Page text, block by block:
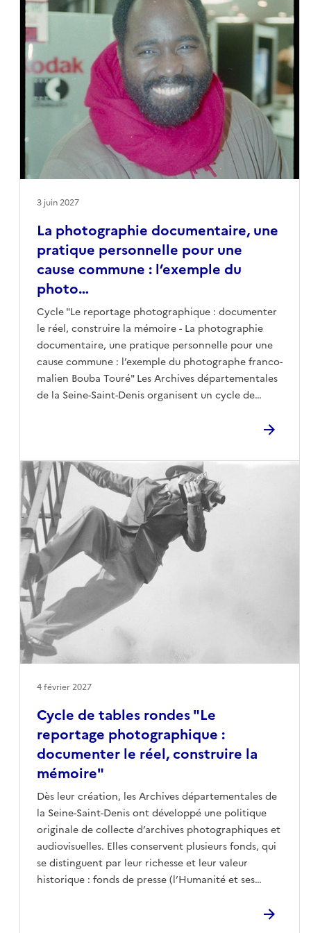
La photographie documentaire, une
pratique personnelle pour une
cause commune : l’exemple du
photo…
Cycle "Le reportage photographique : documenter
le réel, construire la mémoire - La photographie
documentaire, une pratique personnelle pour une
cause commune : l’exemple du photographe franco-
malien Bouba Touré" Les Archives départementales
de la Seine-Saint-Denis organisent un cycle de
photographie, des historiens, des archivistes, en
montrer que la photographie est une pratique
d’intention et un langage à part entière qui
façonne notre compréhension du réel et notre
patrimoine commun.La cinquième table ronde du
cycle porte sur le travail spécifique du photographe
autodidacte franco-malien Bouba Touré (1948-2022)
qui documentait dès les années 1970 sa vie et celle
des travailleurs immigrés résidant dans les foyers :
précarité des conditions de vie, solidarité, luttes,
etc. Son œuvre, à la fois intime et politique, révèle
aussi un récit collectif et offre un témoignage
essentiel sur des réalités souvent invisibilisées.
3 juin 2027
Cycle de tables rondes "Le
reportage photographique :
documenter le réel, construire la
mémoire"
Dès leur création, les Archives départementales de
la Seine-Saint-Denis ont développé une politique
originale de collecte d’archives photographiques et
audiovisuelles. Elles conservent plusieurs fonds, qui
se distinguent par leur richesse et leur valeur
historique : fonds de presse (l’Humanité et ses
4 février 2027